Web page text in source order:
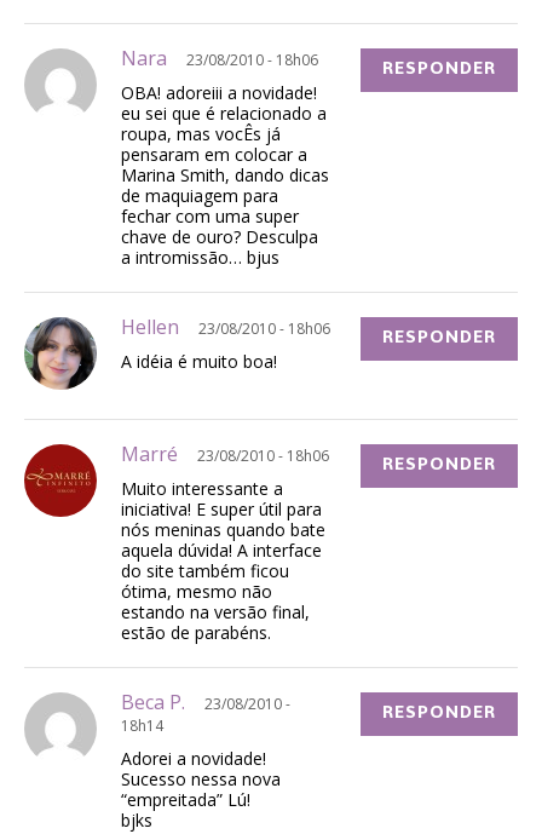
Nara 23/08/2010 - 18h06
OBA! adoreiii a novidade!
eu sei que é relacionado a
roupa, mas vocÊs já
pensaram em colocar a
Marina Smith, dando dicas
de maquiagem para
fechar com uma super
chave de ouro? Desculpa
a intromissão… bjus
RESPONDER
Hellen 23/08/2010 - 18h06
A idéia é muito boa!
RESPONDER
Marré 23/08/2010 - 18h06
Muito interessante a
iniciativa! E super útil para
nós meninas quando bate
aquela dúvida! A interface
do site também ficou
ótima, mesmo não
estando na versão final,
estão de parabéns.
RESPONDER
Beca P.
23/08/2010 -
18h14
Adorei a novidade!
Sucesso nessa nova
“empreitada” Lú!
bjks
RESPONDER